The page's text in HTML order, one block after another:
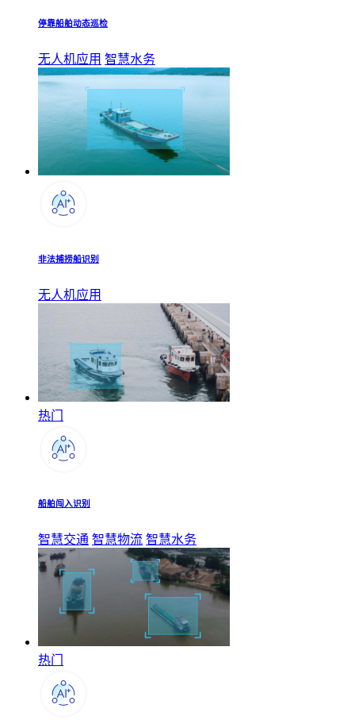
停靠船舶动态巡检
无人机应用 智慧水务
非法捕捞船识别
无人机应用
热门
船舶闯入识别
智慧交通 智慧物流 智慧水务
热门